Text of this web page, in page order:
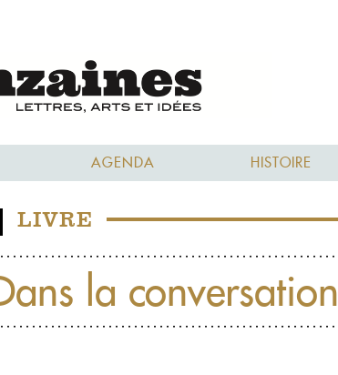
AGENDA HISTOIRE
LIVRE
la conversation